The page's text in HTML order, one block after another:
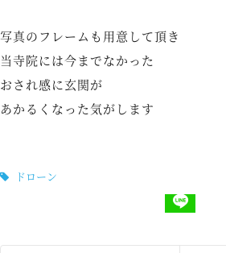
写真のフレームも用意して頂き
当寺院には今までなかった
おされ感に玄関が
あかるくなった気がします
ドローン